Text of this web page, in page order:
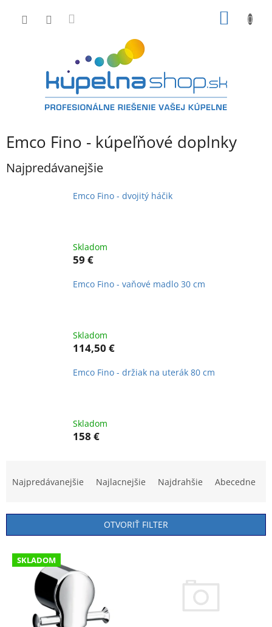
Emco Fino - kúpeľňové doplnky
Najpredávanejšie
Emco Fino - dvojitý háčik
Skladom
59 €
Emco Fino - vaňové madlo 30 cm
Skladom
114,50 €
Emco Fino - držiak na uterák 80 cm
Skladom
158 €
n
i
Najpredávanejšie Najlacnejšie Najdrahšie Abecedne
OTVORIŤ FILTER
V SKLADOM